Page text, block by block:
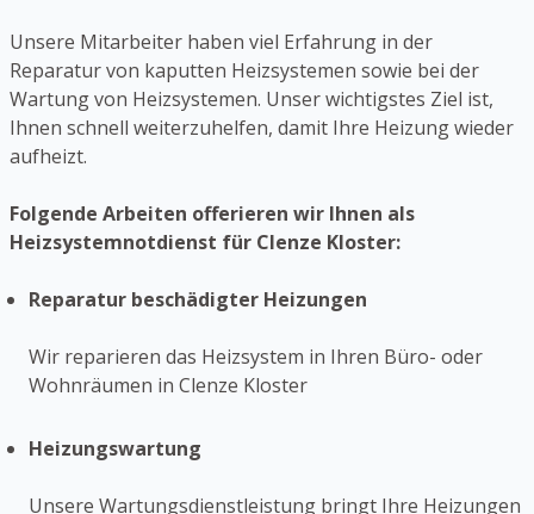
Unsere Mitarbeiter haben viel Erfahrung in der
Reparatur von kaputten Heizsystemen sowie bei der
Wartung von Heizsystemen. Unser wichtigstes Ziel ist,
Ihnen schnell weiterzuhelfen, damit Ihre Heizung wieder
aufheizt.
Folgende Arbeiten offerieren wir Ihnen als
Heizsystemnotdienst für Clenze Kloster:
Reparatur beschädigter Heizungen
Wir reparieren das Heizsystem in Ihren Büro- oder
Wohnräumen in Clenze Kloster
Heizungswartung
Unsere Wartungsdienstleistung bringt Ihre Heizungen